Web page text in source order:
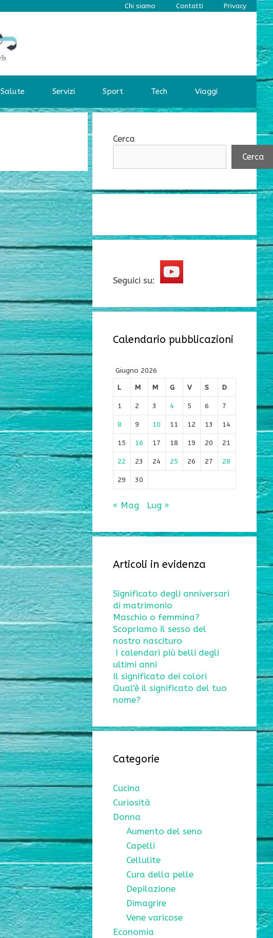
Chi siamo Contatti Privacy
Salute Servizi Sport Tech Viaggi
Cerca
Cerca
Seguici su:
Calendario pubblicazioni
Giugno 2026
L
M M G V S D
1 2 3 4 5 6 7
8 9 10 11 12 13 14
15 16 17 18 19 20 21
22 23 24 25 26 27 28
29 30
« Mag Lug »
Articoli in evidenza
Significato degli anniversari
di matrimonio
Maschio o femmina?
Scopriamo il sesso del
nostro nascituro
I calendari più belli degli
ultimi anni
Il significato dei colori
Qual'è il significato del tuo
nome?
Categorie
Cucina
Curiosità
Donna
Aumento del seno
Capelli
Cellulite
Cura della pelle
Depilazione
Dimagrire
Vene varicose
Economia